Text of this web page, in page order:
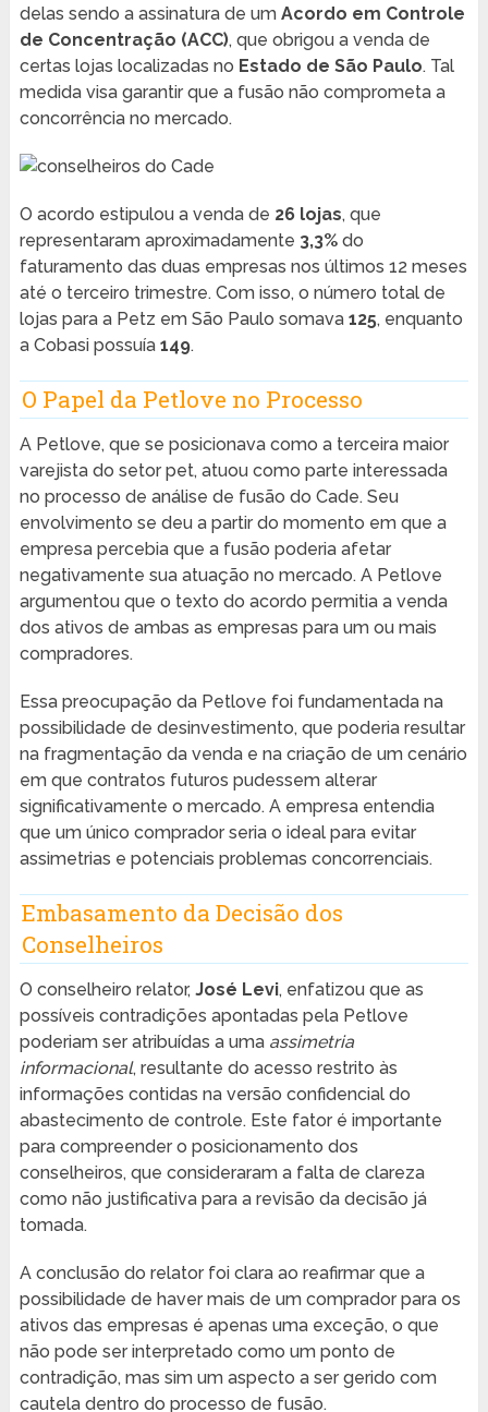
delas sendo a assinatura de um Acordo em Controle
de Concentração (ACC), que obrigou a venda de
certas lojas localizadas no Estado de São Paulo. Tal
medida visa garantir que a fusão não comprometa a
concorrência no mercado.
O acordo estipulou a venda de 26 lojas, que
representaram aproximadamente 3,3%do
faturamento das duas empresas nos últimos 12 meses
até o terceiro trimestre. Com isso, o número total de
lojas para a Petz em São Paulo somava 125, enquanto
a Cobasi possuía 149.
O Papel da Petlove no Processo
A Petlove, que se posicionava como a terceira maior
varejista do setor pet, atuou como parte interessada
no processo de análise de fusão do Cade. Seu
envolvimento se deu a partir do momento em que a
empresa percebia que a fusão poderia afetar
negativamente sua atuação no mercado. A Petlove
argumentou que o texto do acordo permitia a venda
dos ativos de ambas as empresas para um ou mais
compradores.
Essa preocupação da Petlove foi fundamentada na
possibilidade de desinvestimento, que poderia resultar
na fragmentação da venda e na criação de um cenário
em que contratos futuros pudessem alterar
significativamente o mercado. A empresa entendia
que um único comprador seria o ideal para evitar
assimetrias e potenciais problemas concorrenciais.
Embasamento da Decisão dos
Conselheiros
O conselheiro relator, José Levi, enfatizou que as
possíveis contradições apontadas pela Petlove
poderiam ser atribuídas a uma assimetria
informacional, resultante do acesso restrito às
informações contidas na versão confidencial do
abastecimento de controle. Este fator é importante
para compreender o posicionamento dos
conselheiros, que consideraram a falta de clareza
como não justificativa para a revisão da decisão já
tomada.
A conclusão do relator foi clara ao reafirmar que a
possibilidade de haver mais de um comprador para os
ativos das empresas é apenas uma exceção, o que
não pode ser interpretado como um ponto de
contradição, mas sim um aspecto a ser gerido com
cautela dentro do processo de fusão.